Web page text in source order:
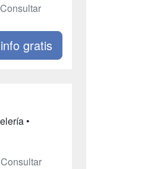
Consultar
gratis
•
Consultar